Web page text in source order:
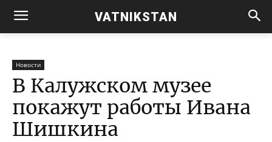
VATNIKSTAN
Новости
В Калужском музее
покажут работы Ивана
Шишкина